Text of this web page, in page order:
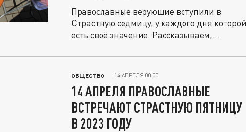
Православные верующие вступили в
Страстную седмицу, у каждого дня которой
есть своё значение. Рассказываем,...
ОБЩЕСТВО 14 АПРЕЛЯ 00:05
14 АПРЕЛЯ ПРАВОСЛАВНЫЕ
ВСТРЕЧАЮТ СТРАСТНУЮ ПЯТНИЦУ
В 2023 ГОДУ